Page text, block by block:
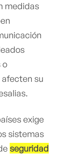
medidas
o
su
exige
sistemas
seguridad